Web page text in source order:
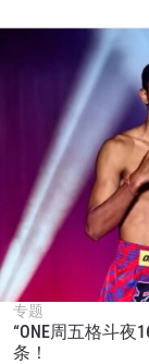
专题
“ONE周五格斗
条！